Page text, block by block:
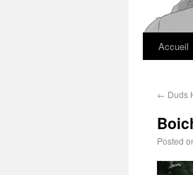
Accueil
← Duds
Posted